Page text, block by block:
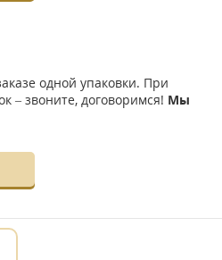
одной упаковки. При
– звоните, договоримся! Мы